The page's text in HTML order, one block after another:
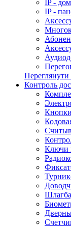
IP -
IP -
Контроль
Ключи